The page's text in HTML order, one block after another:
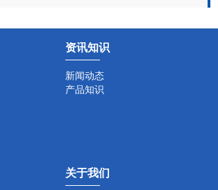
资讯知识
新闻动态
产品知识
关于我们